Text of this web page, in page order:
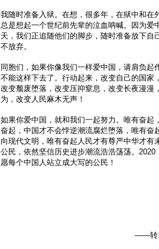
我随时准备入狱。在想，很多年，在狱中和在
总是想起一个世纪前先辈的泣血呐喊。因为爱
天，我们正追随他们的脚步，随时准备放下自
不放弃。
同胞们，如果你像我们一样爱中国，请肩负起
不能这样下去了。行动起来，改变自己的国家
改变颓废堕落，改变压抑窒息，改变长夜漫漫
为，改变人民麻木无声！
如果你爱中国，就和我们一起努力。唯有奋起
奋起，中国才不会悖逆潮流腐烂堕落，唯有奋
向现代文明，唯有奋起人民才有尊严中华才有
公民，依然坚信历史进步潮流浩浩荡荡。
愿每个中国人站立成大写的公民！
——转